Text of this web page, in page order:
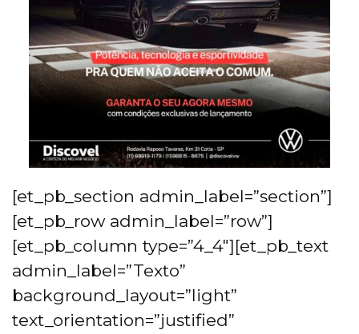
[et_pb_section admin_label=”section”]
[et_pb_row admin_label=”row”]
[et_pb_column type=”4_4″][et_pb_text
admin_label=”Texto”
background_layout=”light”
text_orientation=”justified”